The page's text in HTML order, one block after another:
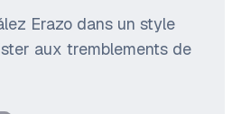
Erazo dans un style
aux tremblements de